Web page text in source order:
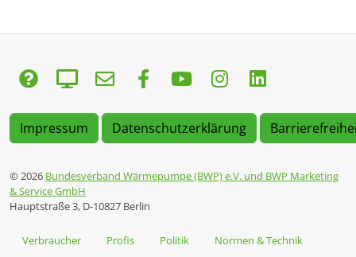
Impressum Datenschutzerklärung
© 2026 Bundesverband Wärmepumpe (BWP) e.V. und BWP Marketing
& Service GmbH
Hauptstraße 3, D-10827 Berlin
Verbraucher Profis Politik Normen & Technik